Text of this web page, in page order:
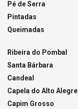
Pé de Serra
Pintadas
Queimadas
Ribeira do Pombal
Santa Bárbara
Candeal
Capela do Alto Alegre
Capim Grosso